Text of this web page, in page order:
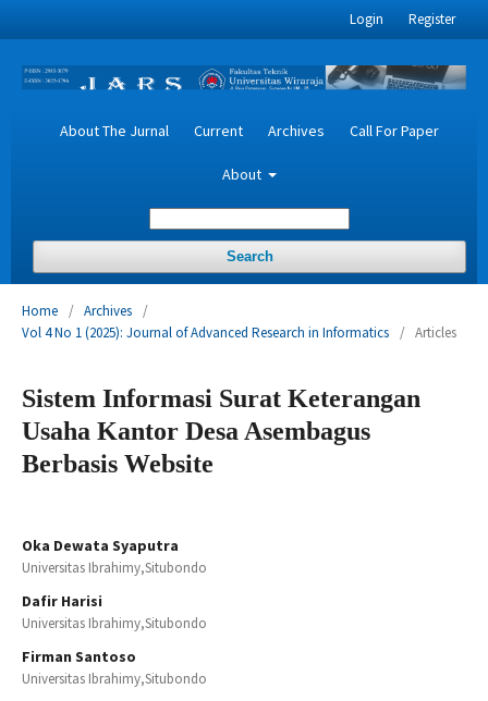
About The Jurnal Current Archives Call For Paper
About
Search
Login Register
Home / Archives
/
Vol 4 No 1 (2025): Journal of Advanced Research in Informatics
/ Articles
Sistem Informasi Surat Keterangan
Usaha Kantor Desa Asembagus
Berbasis Website
Oka Dewata Syaputra
Universitas Ibrahimy,Situbondo
Dafir Harisi
Universitas Ibrahimy,Situbondo
Firman Santoso
Universitas Ibrahimy,Situbondo